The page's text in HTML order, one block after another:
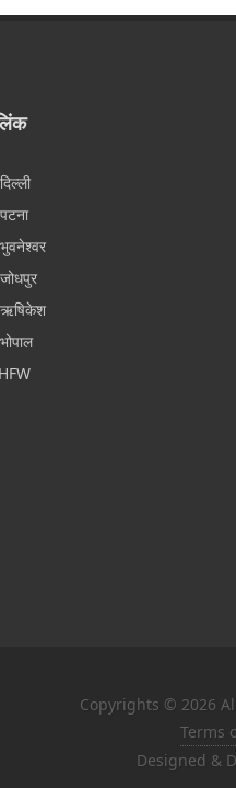
ऋषिकेश
Copyrights © 2026
Terms
Designed &